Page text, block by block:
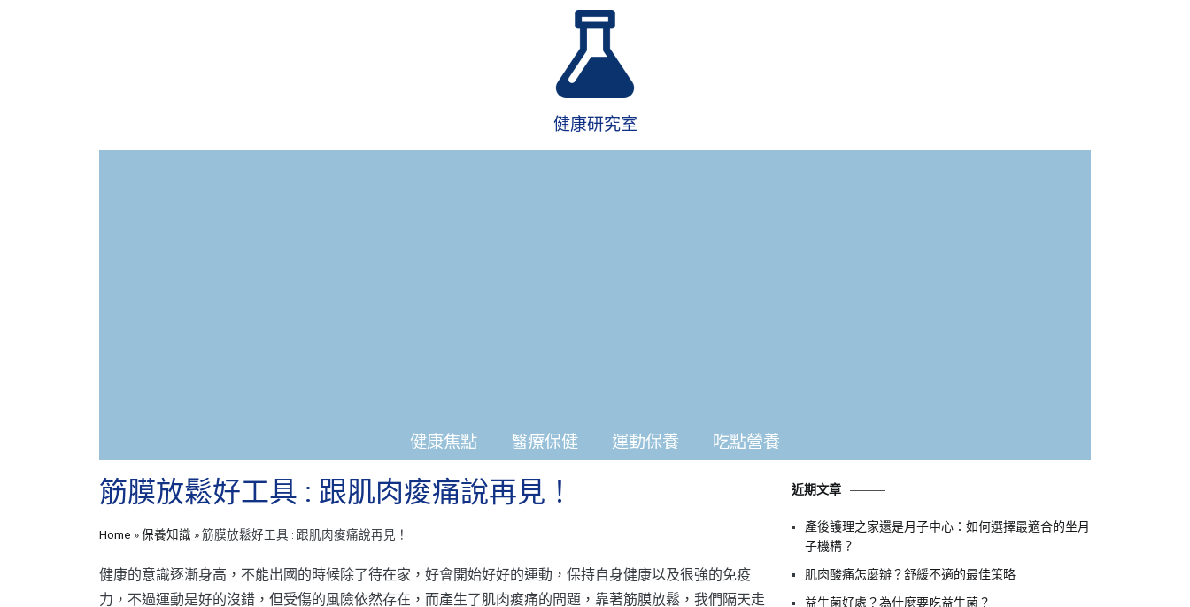
健康研究室
健康焦點 醫療保健 運動保養 吃點營養
筋膜放鬆好工具 : 跟肌肉痠痛說再見！
Home »保養知識 »筋膜放鬆好工具 : 跟肌肉痠痛說再見！
健康的意識逐漸身高，不能出國的時候除了待在家，好會開始好好的運動，保持自身健康以及很強的免疫
力，不過運動是好的沒錯，但受傷的風險依然存在，而產生了肌肉痠痛的問題，靠著筋膜放鬆，我們隔天走
近期文章
產後護理之家還是月子中心：如何選擇最適合的坐月
子機構？
肌肉酸痛怎麼辦？舒緩不適的最佳策略
益生菌好處？為什麼要吃益生菌？